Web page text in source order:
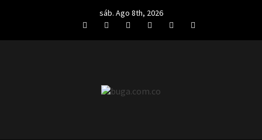
sáb. Ago 8th, 2026
FacebookTwitterLinkedIn
VK YouTubeInstagram